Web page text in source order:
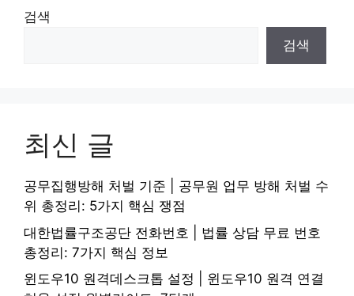
검색
검색
최신 글
공무집행방해 처벌 기준 | 공무원 업무 방해 처벌 수
위 총정리: 5가지 핵심 쟁점
대한법률구조공단 전화번호 | 법률 상담 무료 번호
총정리: 7가지 핵심 정보
윈도우10 원격데스크톱 설정 | 윈도우10 원격 연결